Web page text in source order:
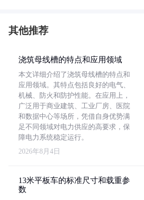
其他推荐
浇筑母线槽的特点和应用领域
本文详细介绍了浇筑母线槽的特点和
应用领域。其特点包括良好的电气、
机械、防火和防护性能。在应用上，
广泛用于商业建筑、工业厂房、医院
和数据中心等场所，凭借自身优势满
足不同领域对电力供应的高要求，保
障电力系统稳定运行。
2026年8月4日
13米平板车的标准尺寸和载重参
数